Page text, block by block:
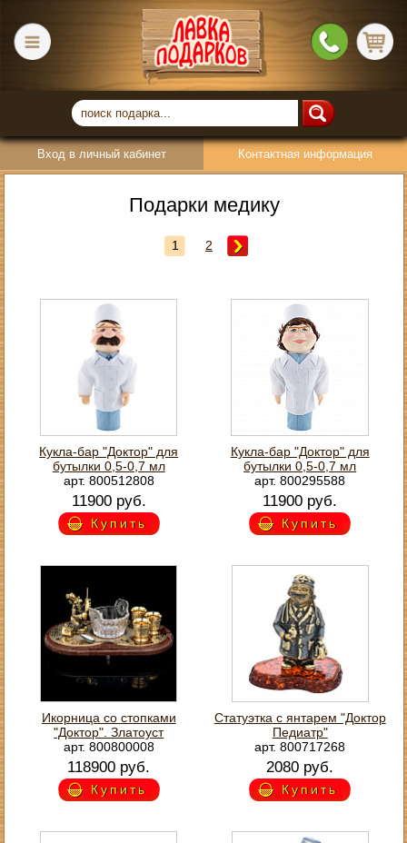
Вход в личный кабинет Контактная информация
Подарки медику
1 2
Кукла-бар "Доктор" для
бутылки 0,5-0,7 мл
арт. 800512808
11900 руб.
Купить
Кукла-бар "Доктор" для
бутылки 0,5-0,7 мл
арт. 800295588
11900 руб.
Купить
Икорница со стопками
"Доктор". Златоуст
арт. 800800008
118900 руб.
Купить
Статуэтка с янтарем "Доктор
Педиатр"
арт. 800717268
2080 руб.
Купить